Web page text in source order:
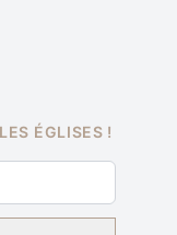
ÉGLISES !